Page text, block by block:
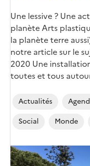
Une lessive ? Une
planète Arts
la planète terre
notre article sur le
2020 Une
toutes et tous
Actualités
Social
Monde